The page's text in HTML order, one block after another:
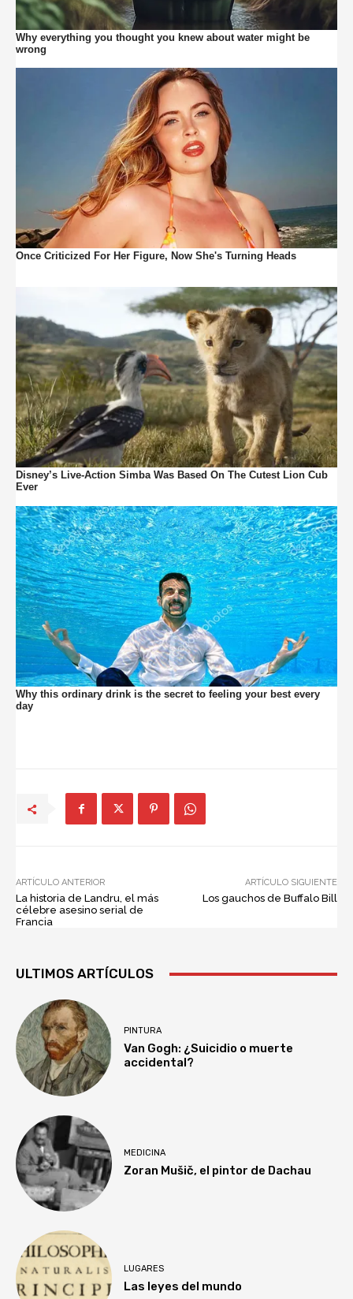
ARTÍCULO ANTERIOR
La historia de Landru, el más
célebre asesino serial de
Francia
ARTÍCULO SIGUIENTE
Los gauchos de Buffalo Bill
ULTIMOS ARTÍCULOS
PINTURA
Van Gogh: ¿Suicidio o muerte
accidental?
MEDICINA
Zoran Mušič, el pintor de Dachau
LUGARES
Las leyes del mundo